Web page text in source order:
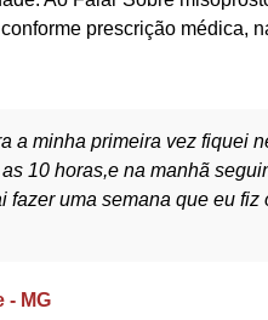
prescrição médica,
a minha primeira vez
10 horas,e na manhã
uma semana que eu
- MG